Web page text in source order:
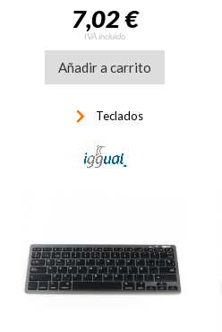
7,02 €
IVA incluido
Añadir a carrito
keyboard_arrow_right Teclados